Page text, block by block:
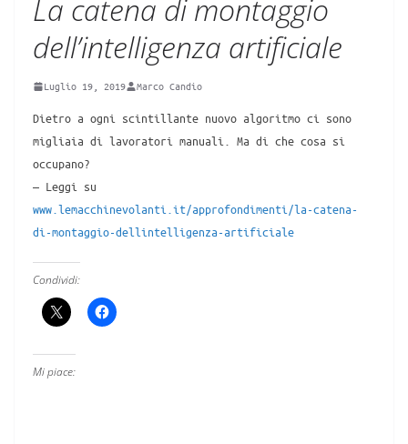
La catena di montaggio
dell’intelligenza artificiale
Luglio 19, 2019 Marco Candio
Dietro a ogni scintillante nuovo algoritmo ci sono
migliaia di lavoratori manuali. Ma di che cosa si
occupano?
— Leggi su
www.lemacchinevolanti.it/approfondimenti/la-catena-
di-montaggio-dellintelligenza-artificiale
Condividi:
Mi piace: